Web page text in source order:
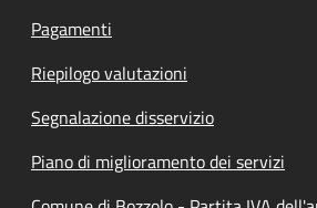
Pagamenti
Riepilogo valutazioni
Segnalazione disservizio
Piano di miglioramento dei servizi